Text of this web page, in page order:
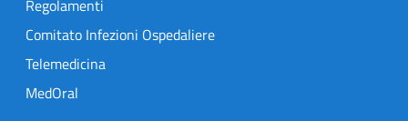
Regolamenti
Comitato Infezioni Ospedaliere
Telemedicina
MedOral